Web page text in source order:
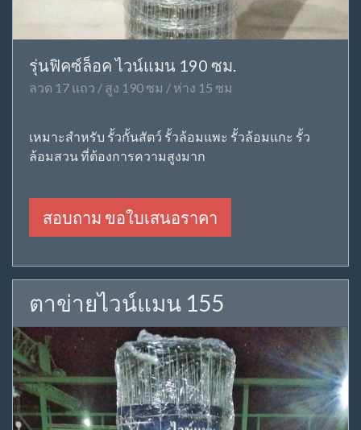
รุ่นฟิคซ์ล็อค ไวน์แมน 190 ซม.
ลวด 17 แถว / สูง 190 ซม / ห่าง 15 ซม
เหมาะสำหรับ รั้วกั้นสัตว์ รั้วล้อมแพะ รั้วล้อมแกะ รั้ว
ล้อมสวน ที่ต้องการความสูงมาก
สอบถาม ขอใบเสนอราคา
ตาข่ายไวน์แมน 155